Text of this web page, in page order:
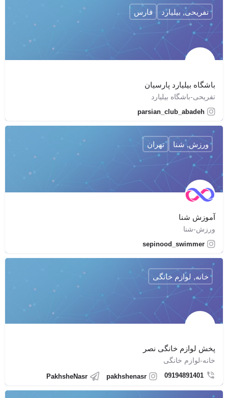
باشگاه بیلیارد پارسیان
تفریحی-باشگاه بیلیارد
parsian_club_abadeh
تفریحی, بیلیارد فارس
آموزش شنا
ورزش-شنا
sepinood_swimmer
ورزش, شنا تهران
پخش لوازم خانگی نصر
خانه-لوازم خانگی
09194891401
pakhshenasr
PakhsheNasr
خانه, لوازم خانگی